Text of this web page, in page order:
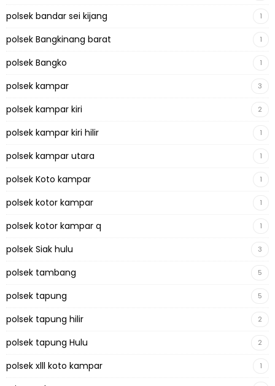
polsek bandar sei kijang 1
polsek Bangkinang barat 1
polsek Bangko 1
polsek kampar 3
polsek kampar kiri 2
polsek kampar kiri hilir 1
polsek kampar utara 1
polsek Koto kampar 1
polsek kotor kampar 1
polsek kotor kampar q 1
polsek Siak hulu 3
polsek tambang 5
polsek tapung 5
polsek tapung hilir 2
polsek tapung Hulu 2
polsek xlll koto kampar 1